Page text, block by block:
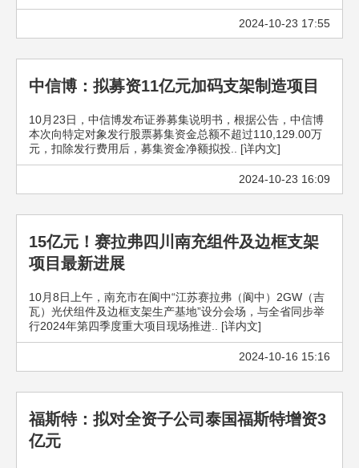
2024-10-23 17:55
中信博：拟募资11亿元加码支架制造项目
10月23日，中信博发布证券募集说明书，根据公告，中信博
本次向特定对象发行股票募集资金总额不超过110,129.00万
元，扣除发行费用后，募集资金净额拟投.. [详内文]
2024-10-23 16:09
15亿元！赛拉弗四川南充组件及边框支架
项目最新进展
10月8日上午，南充市在阆中“江苏赛拉弗（阆中）2GW（吉
瓦）光伏组件及边框支架生产基地”设分会场，与全省同步举
行2024年第四季度重大项目现场推进.. [详内文]
2024-10-16 15:16
福斯特：拟对全资子公司泰国福斯特增资3
亿元